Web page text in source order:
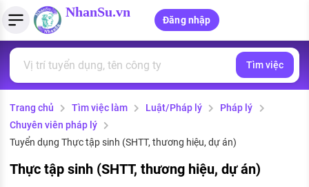
NhanSu.vn
Đăng nhập
Tìm việc làm
Việc làm ngành luật
Việc làm lương cao
Việc làm tốt nhất
Quản lý CV
Tải CV lên
Tạo CV trực tuyến
MẪU CV THEO STYLE
Tính lương Gross - Net
Tính thuế thu nhập cá nhân
Tính trợ cấp thất nghiệp
PHÁP LUẬT VIỆT NAM
Văn bản pháp luật
Chính sách mới
PHÁP LUẬT LAO ĐỘNG
Lao động và tiền lương
Tìm việc
Trang chủ Tìm việc làm Luật/Pháp lý
Pháp lý
Chuyên viên pháp lý
Tuyển dụng Thực tập sinh (SHTT, thương hiệu, dự án)
Thực tập sinh (SHTT, thương hiệu, dự án)